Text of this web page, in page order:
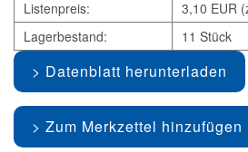
Listenpreis:
3,10 EUR
Lagerbestand:
11 Stück
Datenblatt herunterladen
Zum Merkzettel hinzufügen